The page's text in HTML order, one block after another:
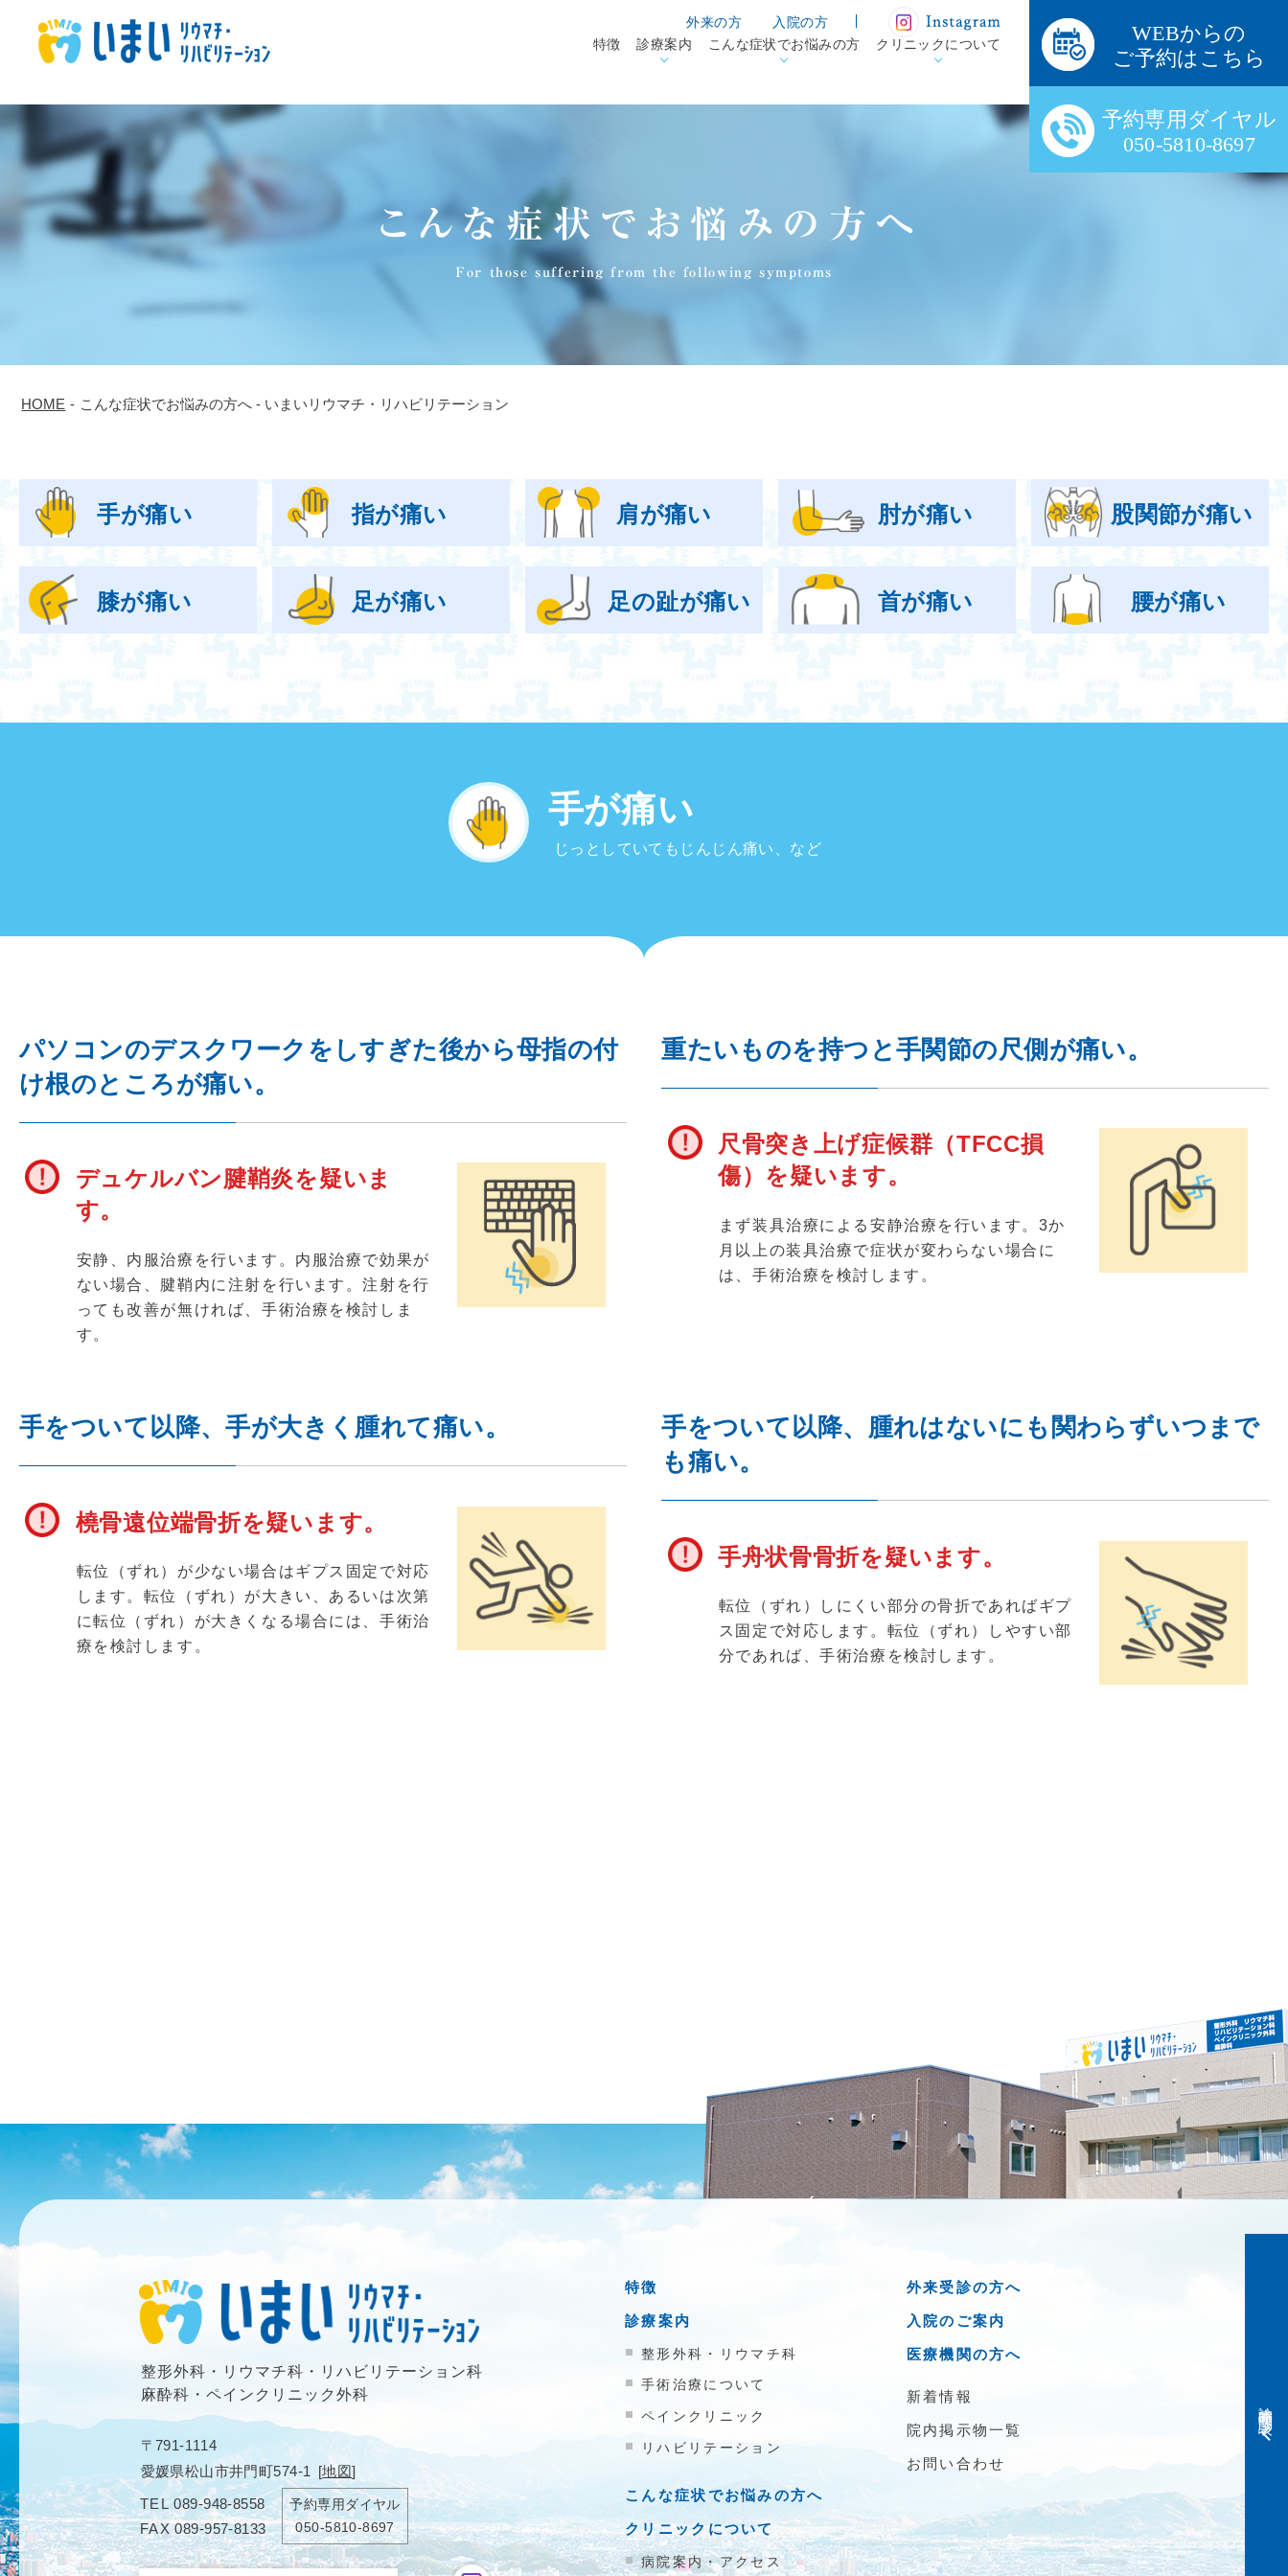
特徴 診療案内 こんな症状でお悩みの方 クリニックについて
外来の方 入院の方
WEBからの
ご予約はこちら
予約専用ダイヤル
050-5810-8697
こんな症状でお悩みの方へ
For those suffering from the following symptoms
HOME - こんな症状でお悩みの方へ - いまいリウマチ・リハビリテーション
手が痛い 指が痛い 肩が痛い 肘が痛い 股関節が痛い
膝が痛い 足が痛い 足の趾が痛い 首が痛い 腰が痛い
手が痛い
じっとしていてもじんじん痛い、など
パソコンのデスクワークをしすぎた後から母指の付
け根のところが痛い。
デュケルバン腱鞘炎を疑いま
す。
安静、内服治療を行います。内服治療で効果が
ない場合、腱鞘内に注射を行います。注射を行
っても改善が無ければ、手術治療を検討しま
す。
重たいものを持つと手関節の尺側が痛い。
尺骨突き上げ症候群（TFCC損
傷）を疑います。
まず装具治療による安静治療を行います。 3か
月以上の装具治療で症状が変わらない場合に
は、手術治療を検討します。
手をついて以降、手が大きく腫れて痛い。
橈骨遠位端骨折を疑います。
転位（ずれ）が少ない場合はギプス固定で対応
します。転位（ずれ）が大きい、あるいは次第
に転位（ずれ）が大きくなる場合には、手術治
療を検討します。
手をついて以降、腫れはないにも関わらずいつまで
も痛い。
手舟状骨骨折を疑います。
転位（ずれ）しにくい部分の骨折であればギプ
ス固定で対応します。転位（ずれ）しやすい部
分であれば、手術治療を検討します。
整形外科・リウマチ科・リハビリテーション科
麻酔科・ペインクリニック外科
〒791-1114
愛媛県松山市井門町574-1 [地図]
TEL 089-948-8558
FAX 089-957-8133
予約専用ダイヤル
050-5810-8697
特徴
診療案内
整形外科・リウマチ科
手術治療について
ペインクリニック
リハビリテーション
こんな症状でお悩みの方へ
クリニックについて
病院案内・アクセス
外来受診の方へ
入院のご案内
医療機関の方へ
新着情報
院内掲示物一覧
お問い合わせ